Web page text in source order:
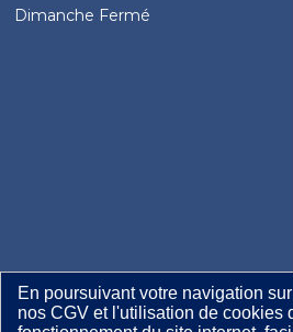
En poursuivant votre navigation
nos CGV et l'utilisation de cookies
Dimanche Fermé
CGV Contact
Plan du site